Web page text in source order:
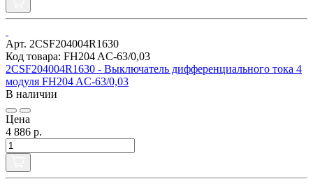
Арт. 2CSF204004R1630
Код товара: FH204 AC-63/0,03
2CSF204004R1630 - Выключатель дифференциального тока 4
модуля FH204 AC-63/0,03
В наличии
Цена
4 886 р.